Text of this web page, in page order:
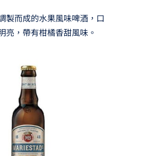
製而成的水果風味啤酒，口
亮，帶有柑橘香甜風味。